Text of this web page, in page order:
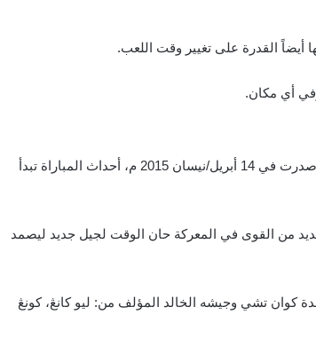
أي مكان.
انها لعبة قتال الكترونية وهي الجزء العاشر من سلسلة مورتال كومبات التي صدرت في 14 أبريل/نيسان 2015 م، أحداث المباراة تبدأ
العديد من القوى في المعركة حان الوقت لجيل جديد ليصمد
كوان تشي وجيشه الخالد المؤلف من: ليو كانڠ، كونڠ